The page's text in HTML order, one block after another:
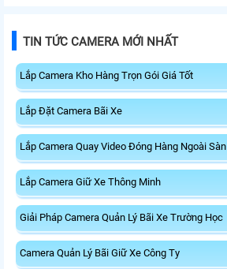
TIN TỨC CAMERA MỚI NHẤT
Lắp Camera Kho Hàng Trọn Gói Giá Tốt
Lắp Đặt Camera Bãi Xe
Lắp Camera Quay Video Đóng Hàng Ngoài Sàn
Lắp Camera Giữ Xe Thông Minh
Giải Pháp Camera Quản Lý Bãi Xe Trường Học
Camera Quản Lý Bãi Giữ Xe Công Ty